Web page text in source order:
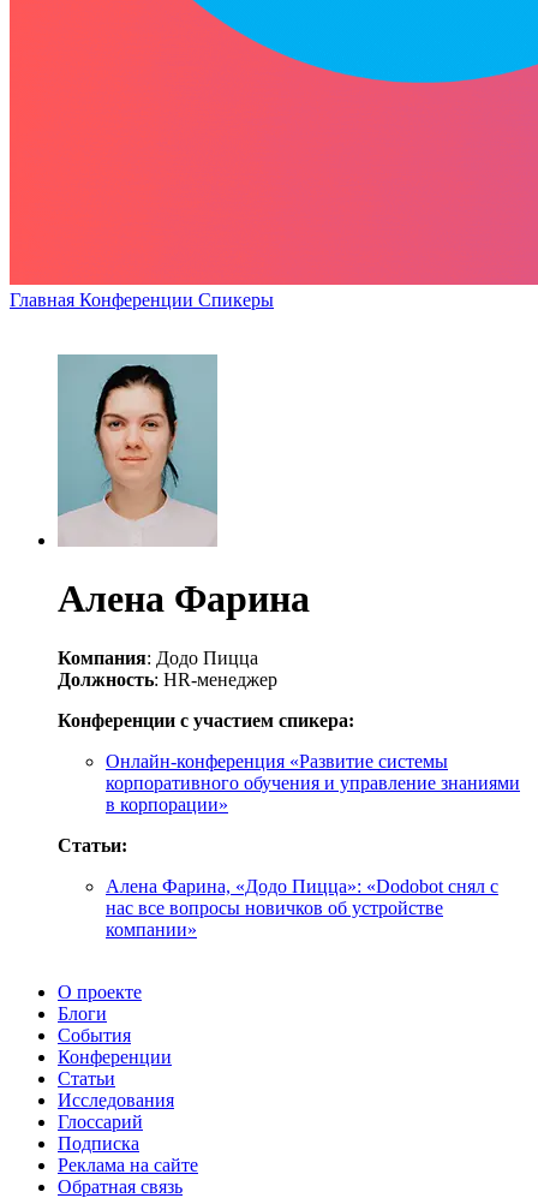
Главная Конференции Спикеры
Алена Фарина
Компания: Додо Пицца
Должность: HR-менеджер
Конференции с участием спикера:
Онлайн-конференция «Развитие системы
корпоративного обучения и управление знаниями
в корпорации»
Статьи:
Алена Фарина, «Додо Пицца»: «Dodobot снял с
нас все вопросы новичков об устройстве
компании»
О проекте
Блоги
События
Конференции
Статьи
Исследования
Глоссарий
Подписка
Реклама на сайте
Обратная связь